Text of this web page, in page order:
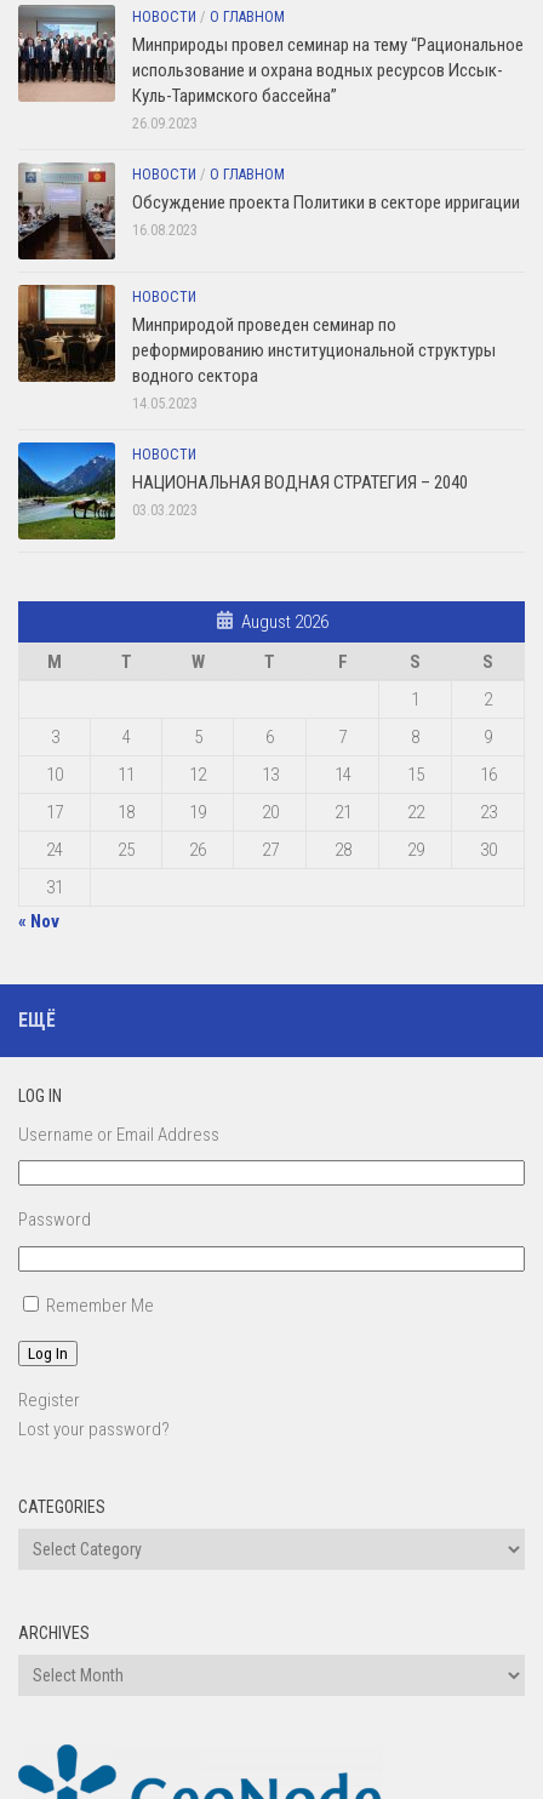
НОВОСТИ / О ГЛАВНОМ
Минприроды провел семинар на тему “Рациональное
использование и охрана водных ресурсов Иссык-
Куль-Таримского бассейна”
26.09.2023
НОВОСТИ / О ГЛАВНОМ
Обсуждение проекта Политики в секторе ирригации
16.08.2023
НОВОСТИ
Минприродой проведен семинар по
реформированию институциональной структуры
водного сектора
14.05.2023
НОВОСТИ
НАЦИОНАЛЬНАЯ ВОДНАЯ СТРАТЕГИЯ – 2040
03.03.2023
August 2026
M
T W T F S
S
1
2
3
4 5 6 7 8
9
10
11 12 13 14 15
16
17
18 19 20 21 22
23
24
25 26 27 28 29
30
31
« Nov
ЕЩЁ
LOG IN
Username or Email Address
Password
Remember Me
Log In
Register
Lost your password?
CATEGORIES
ARCHIVES